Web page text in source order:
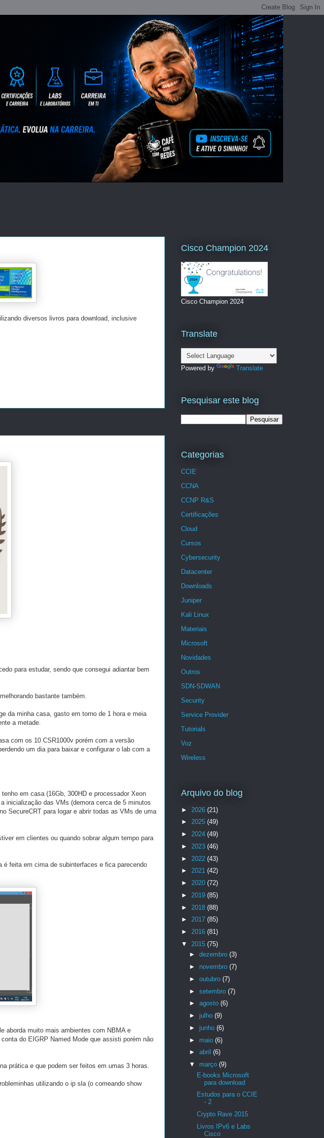
diversos livros para download, inclusive
para estudar, sendo que consegui adiantar bem
bastante também.
da minha casa, gasto em torno de 1 hora e meia
a metade.
com os 10 CSR1000v porém com a versão
um dia para baixar e configurar o lab com a
em casa (16Gb, 300HD e processador Xeon
inicialização das VMs (demora cerca de 5 minutos
SecureCRT para logar e abrir todas as VMs de uma
em clientes ou quando sobrar algum tempo para
é feita em cima de subinterfaces e fica parecendo
aborda muito mais ambientes com NBMA e
do EIGRP Named Mode que assisti porém não
prática e que podem ser feitos em umas 3 horas.
utilizando o ip sla (o comeando show
Cisco Champion 2024
Cisco Champion 2024
Translate
Powered by Translate
Pesquisar este blog
Categorias
CCIE
CCNA
CCNP R&S
Certificações
Cloud
Cursos
Cybersecurity
Datacenter
Downloads
Juniper
Kali Linux
Materiais
Microsoft
Novidades
Outros
SDN-SDWAN
Security
Service Provider
Tutorials
Voz
Wireless
Arquivo do blog
► 2026 (21)
► 2025 (49)
► 2024 (49)
► 2023 (46)
► 2022 (43)
► 2021 (42)
► 2020 (72)
► 2019 (85)
► 2018 (88)
► 2017 (85)
► 2016 (81)
▼ 2015 (75)
► dezembro (3)
► novembro (7)
► outubro (7)
► setembro (7)
► agosto (6)
► julho (9)
► junho (6)
► maio (6)
► abril (6)
▼ março (9)
E-books Microsoft
para download
Estudos para o CCIE
- 2
Crypto Rave 2015
Livros IPv6 e Labs
Cisco